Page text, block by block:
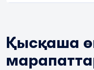
Қысқаша